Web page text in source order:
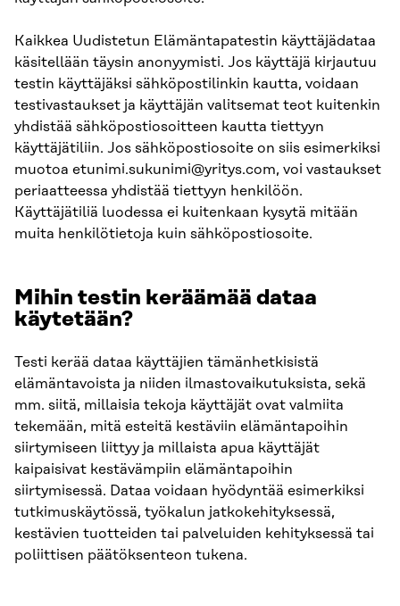
Kaikkea Uudistetun Elämäntapatestin käyttäjädataa
käsitellään täysin anonyymisti. Jos käyttäjä kirjautuu
testin käyttäjäksi sähköpostilinkin kautta, voidaan
testivastaukset ja käyttäjän valitsemat teot kuitenkin
yhdistää sähköpostiosoitteen kautta tiettyyn
käyttäjätiliin. Jos sähköpostiosoite on siis esimerkiksi
muotoa etunimi.sukunimi@yritys.com, voi vastaukset
periaatteessa yhdistää tiettyyn henkilöön.
Käyttäjätiliä luodessa ei kuitenkaan kysytä mitään
muita henkilötietoja kuin sähköpostiosoite.
Mihin testin keräämää dataa
käytetään?
Testi kerää dataa käyttäjien tämänhetkisistä
elämäntavoista ja niiden ilmastovaikutuksista, sekä
mm. siitä, millaisia tekoja käyttäjät ovat valmiita
tekemään, mitä esteitä kestäviin elämäntapoihin
siirtymiseen liittyy ja millaista apua käyttäjät
kaipaisivat kestävämpiin elämäntapoihin
siirtymisessä. Dataa voidaan hyödyntää esimerkiksi
tutkimuskäytössä, työkalun jatkokehityksessä,
kestävien tuotteiden tai palveluiden kehityksessä tai
poliittisen päätöksenteon tukena.